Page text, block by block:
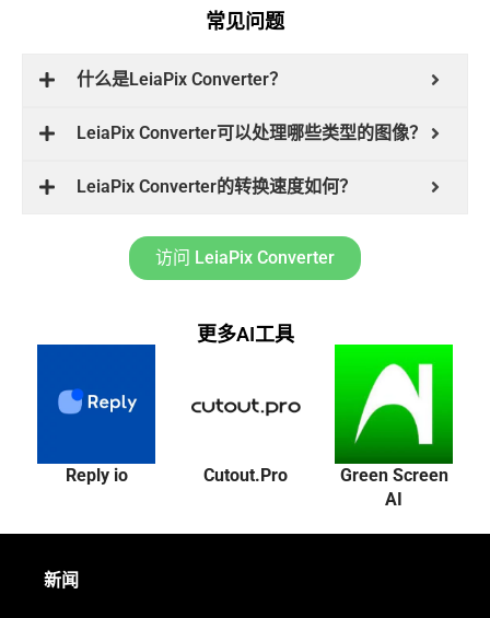
常见问题
什么是LeiaPix Converter？
LeiaPix Converter可以处理哪些类型的图像？
LeiaPix Converter的转换速度如何？
访问 LeiaPix Converter
更多AI工具
Reply io Cutout.Pro
Green Screen
AI
新闻